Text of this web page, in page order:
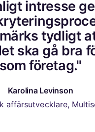
intresse
tydligt
ska gå bra
som företag."
Karolina Levinson
affärsutvecklare,